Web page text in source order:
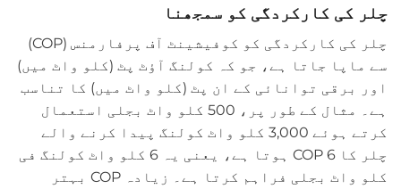
چلر کی کارکردگی کو سمجھنا
چلر کی کارکردگی کو کوفیشینٹ آف پرفارمنس (COP)
سے ماپا جاتا ہے، جو کہ کولنگ آؤٹ پٹ (کلو واٹ میں)
اور برقی توانائی کے ان پٹ (کلو واٹ میں) کا تناسب
ہے۔ مثال کے طور پر، 500 کلو واٹ بجلی استعمال
کرتے ہوئے 3,000 کلو واٹ کولنگ پیدا کرنے والے
چلر کا COP 6 ہوتا ہے، یعنی یہ 6 کلو واٹ کولنگ فی
کلو واٹ بجلی فراہم کرتا ہے۔ زیادہ COP بہتر